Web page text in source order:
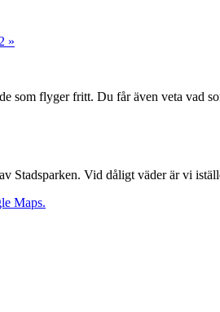
»
som flyger fritt. Du får även veta vad
Stadsparken. Vid dåligt väder är vi
Maps.